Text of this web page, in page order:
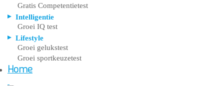
Gratis Competentietest
Intelligentie
Groei IQ test
Lifestyle
Groei gelukstest
Groei sportkeuzetest
Home